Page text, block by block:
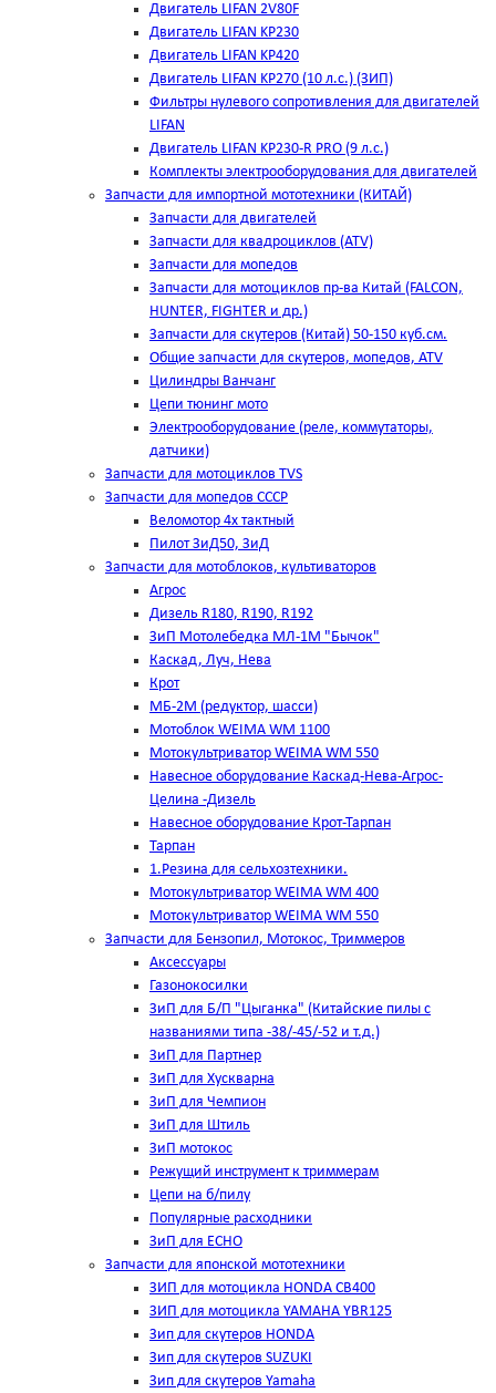
Двигатель LIFAN 2V80F
Двигатель LIFAN KP230
Двигатель LIFAN KP420
Двигатель LIFAN KP270 (10 л.с.) (ЗИП)
Фильтры нулевого сопротивления для двигателей
LIFAN
Двигатель LIFAN KP230-R PRO (9 л.с.)
Комплекты электрооборудования для двигателей
Запчасти для импортной мототехники (КИТАЙ)
Запчасти для двигателей
Запчасти для квадроциклов (ATV)
Запчасти для мопедов
Запчасти для мотоциклов пр-ва Китай (FALCON,
HUNTER, FIGHTER и др.)
Запчасти для скутеров (Китай) 50-150 куб.см.
Общие запчасти для скутеров, мопедов, ATV
Цилиндры Ванчанг
Цепи тюнинг мото
Электрооборудование (реле, коммутаторы,
датчики)
Запчасти для мотоциклов TVS
Запчасти для мопедов СССР
Веломотор 4х тактный
Пилот ЗиД50, ЗиД
Запчасти для мотоблоков, культиваторов
Агрос
Дизель R180, R190, R192
ЗиП Мотолебедка МЛ-1М "Бычок"
Каскад, Луч, Нева
Крот
МБ-2М (редуктор, шасси)
Мотоблок WEIMA WM 1100
Мотокультриватор WEIMA WM 550
Навесное оборудование Каскад-Нева-Агрос-
Целина -Дизель
Навесное оборудование Крот-Тарпан
Тарпан
1.Резина для сельхозтехники.
Мотокультриватор WEIMA WM 400
Мотокультриватор WEIMA WM 550
Запчасти для Бензопил, Мотокос, Триммеров
Аксессуары
Газонокосилки
ЗиП для Б/П "Цыганка" (Китайские пилы с
названиями типа -38/-45/-52 и т.д.)
ЗиП для Партнер
ЗиП для Хускварна
ЗиП для Чемпион
ЗиП для Штиль
ЗиП мотокос
Режущий инструмент к триммерам
Цепи на б/пилу
Популярные расходники
ЗиП для ЕСНО
Запчасти для японской мототехники
ЗИП для мотоцикла HONDA CB400
ЗИП для мотоцикла YAMAHA YBR125
Зип для скутеров HONDA
Зип для скутеров SUZUKI
Зип для скутеров Yamaha